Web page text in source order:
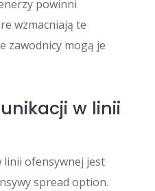
powinni
wzmacniają te
zawodnicy mogą je
w linii
linii ofensywnej jest
spread option.